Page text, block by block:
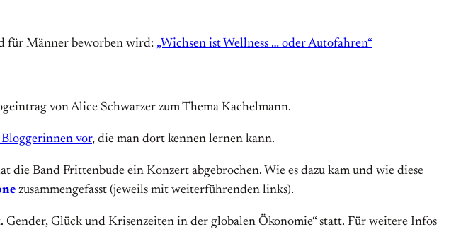
für Männer beworben wird: „Wichsen ist Wellness … oder Autofahren“
von Alice Schwarzer zum Thema Kachelmann.
vor, die man dort kennen lernen kann.
die Band Frittenbude ein Konzert abgebrochen. Wie es dazu kam und wie diese
zusammengefasst (jeweils mit weiterführenden links).
Glück und Krisenzeiten in der globalen Ökonomie“ statt. Für weitere Infos